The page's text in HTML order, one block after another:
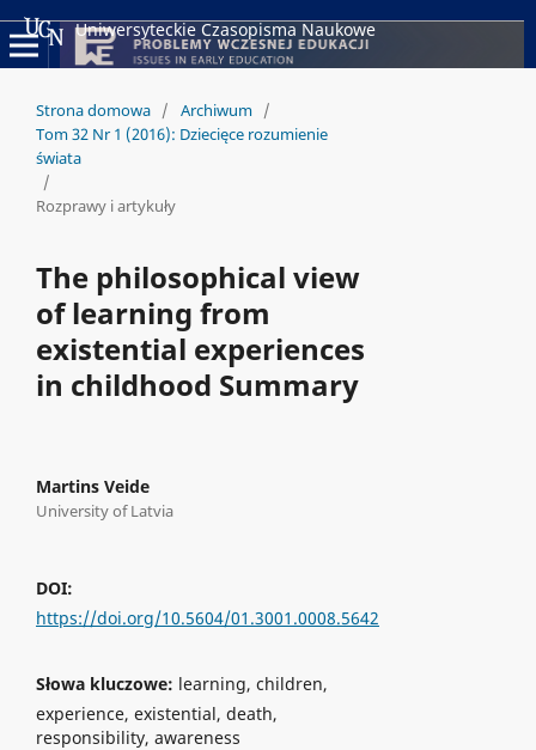
Uniwersyteckie Czasopisma Naukowe
Strona domowa / Archiwum /
Tom 32 Nr 1 (2016): Dziecięce rozumienie
świata
/
Rozprawy i artykuły
The philosophical view
of learning from
existential experiences
in childhood Summary
Martins Veide
University of Latvia
DOI:
https://doi.org/10.5604/01.3001.0008.5642
Słowa kluczowe: learning, children,
experience, existential, death,
responsibility, awareness